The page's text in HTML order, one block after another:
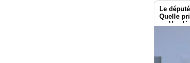
Le
Quelle
en